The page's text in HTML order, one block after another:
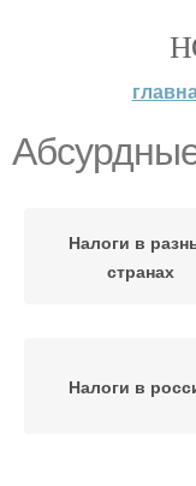
Налоги в
странах
Налоги в